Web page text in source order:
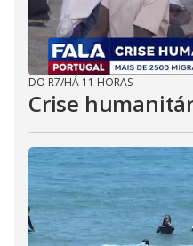
DO R7/HÁ 11 HORAS
Crise